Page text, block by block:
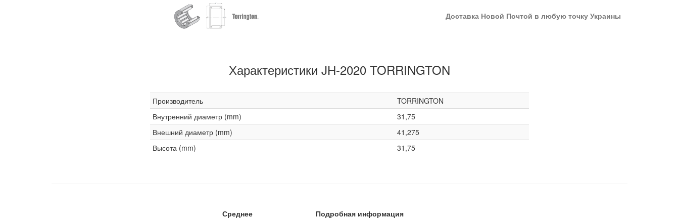
Доставка Новой Почтой в любую точку Украины
Характеристики JH-2020 TORRINGTON
Производитель
TORRINGTON
Внутренний диаметр (mm)
31,75
Внешний диаметр (mm)
41,275
Высота (mm)
31,75
Среднее
Подробная информация